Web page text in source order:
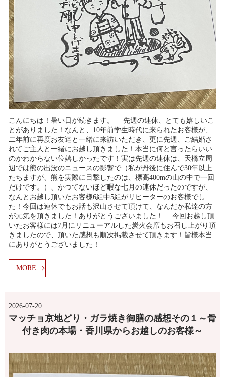
こんにちは！暑い日が続きます。 先週の連休、とても嬉しいこ
とがありました！なんと、10年前学生時代に来られたお客様が、
二年前に再度お友達と一緒に来訪いただき、更に先週、ご結婚さ
れてご主人と一緒にお越し頂きました！本当に何と言ったらいい
のかわからない位嬉しかったです！実は先週の連休は、天橋立周
辺では熊の出没のニュースの影響で（私が丹後に住んで30年以上
たちますが、熊を実際に目撃したのは、標高400mの山の中で一回
だけです。）、かつてないほど暇な七月の連休だったのですが、
なんとお越し頂いたお客様6組中5組がリピーターのお客様でし
た！今回は連休でもお話も沢山させて頂けて、なんだか私達の方
が元気を頂きました！ありがとうございました！ 今回お越し頂
いたお客様には7月にリニューアルした炭火会席もお召し上がり頂
きましたので、頂いた感想も順次掲載させて頂きます！皆様本当
にありがとうございました！
MORE
2026-07-20
マッチョ京地どり・ガラ焼き御膳の感想その１～骨
付き肉の本場・香川県からお越しのお客様～